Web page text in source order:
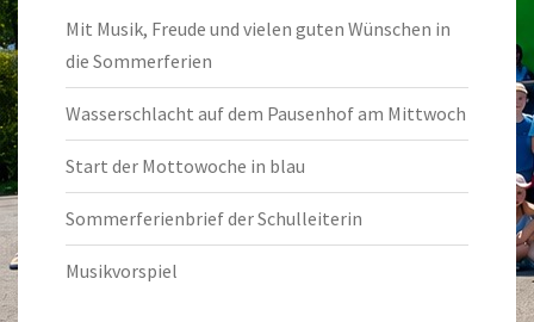
Mit Musik, Freude und vielen guten Wünschen in
die Sommerferien
Wasserschlacht auf dem Pausenhof am Mittwoch
Start der Mottowoche in blau
Sommerferienbrief der Schulleiterin
Musikvorspiel